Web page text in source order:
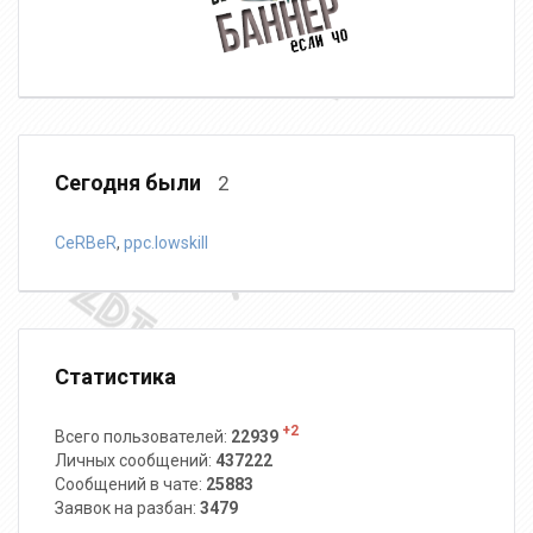
Сегодня были 2
CeRBeR, ppc.lowskill
Статистика
Всего пользователей: 22939 +2
Личных сообщений: 437222
Сообщений в чате: 25883
Заявок на разбан: 3479